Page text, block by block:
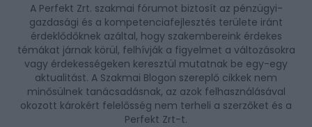
A Perfekt Zrt. szakmai fórumot biztosít az pénzügyi-
gazdasági és a kompetenciafejlesztés területe iránt
érdeklődőknek azáltal, hogy szakembereink érdekes
témákat járnak körül, felhívják a figyelmet a változásokra
vagy érdekességeken keresztül mutatnak be egy-egy
aktualitást. A Szakmai Blogon szereplő cikkek nem
minősülnek tanácsadásnak, az azok felhasználásával
okozott károkért felelősség nem terheli a szerzőket és a
Perfekt Zrt-t.